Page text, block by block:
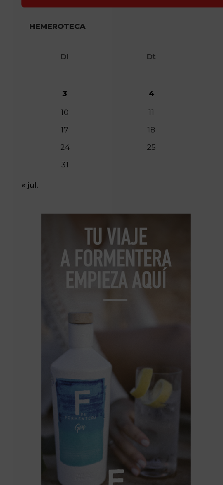
HEMEROTECA
Dl Dt
3
4
10
11
17
18
24
25
31
« jul.